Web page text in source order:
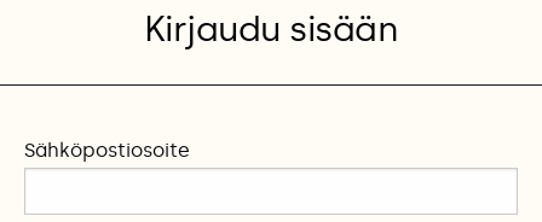
Kirjaudu sisään
Sähköpostiosoite